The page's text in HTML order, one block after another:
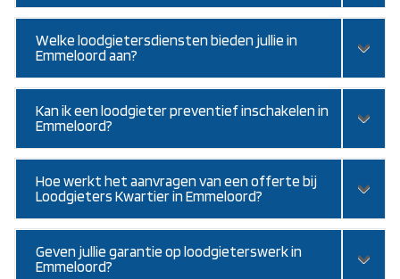
Welke loodgietersdiensten bieden jullie in
Emmeloord aan?
Kan ik een loodgieter preventief inschakelen in
Emmeloord?
Hoe werkt het aanvragen van een offerte bij
Loodgieters Kwartier in Emmeloord?
Geven jullie garantie op loodgieterswerk in
Emmeloord?